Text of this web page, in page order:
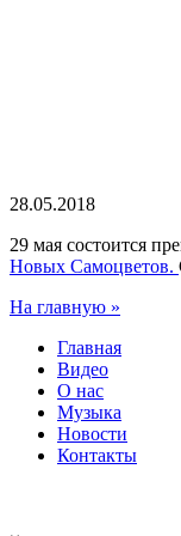
28.05.2018
29 мая состоится
Новых Самоцветов.
На главную »
Главная
Видео
О нас
Музыка
Новости
Контакты